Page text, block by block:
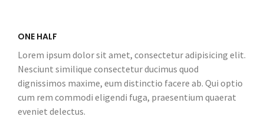
ONE HALF
Lorem ipsum dolor sit amet, consectetur adipisicing elit.
Nesciunt similique consectetur ducimus quod
dignissimos maxime, eum distinctio facere ab. Qui optio
cum rem commodi eligendi fuga, praesentium quaerat
eveniet delectus.